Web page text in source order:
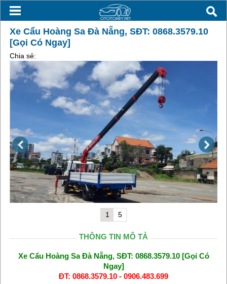
Xe Cẩu Hoàng Sa Đà Nẵng, SĐT: 0868.3579.10
[Gọi Có Ngay]
Chia sẻ:
1 5
THÔNG TIN MÔ TẢ
Xe Cẩu Hoàng Sa Đà Nẵng, SĐT: 0868.3579.10 [Gọi Có
Ngay]
ĐT: 0868.3579.10 - 0906.483.699